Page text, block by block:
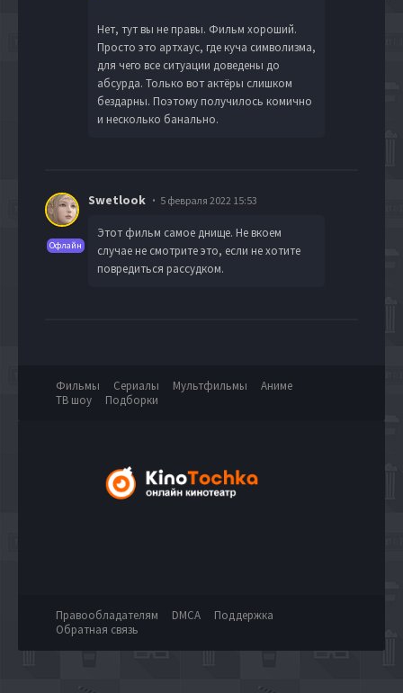
Нет, тут вы не правы. Фильм хороший.
Просто это артхаус, где куча символизма,
для чего все ситуации доведены до
абсурда. Только вот актёры слишком
бездарны. Поэтому получилось комично
и несколько банально.
Офлайн
Swetlook 5 февраля 2022 15:53
Этот фильм самое днище. Не вкоем
случае не смотрите это, если не хотите
повредиться рассудком.
Фильмы Сериалы Мультфильмы
Аниме
ТВ шоу
Подборки
Правообладателям DMCA
Поддержка
Обратная связь